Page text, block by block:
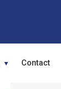
Contact